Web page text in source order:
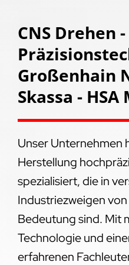
CNS Drehen
Großenhain
Skassa -
Unser Unternehmen
Herstellung
spezialisiert, die in
Industriezweigen
Bedeutung sind. Mit
Technologie und
erfahrenen